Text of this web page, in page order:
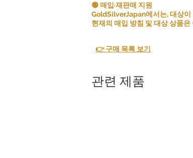
🟢 매입·재판매 지원
GoldSilverJapan에서는, 대상이
현재의 매입 방침 및 대상 상품
👉 구매 목록 보기
관련 제품